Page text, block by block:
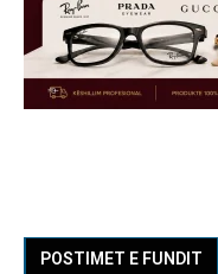
POSTIMET E FUNDIT